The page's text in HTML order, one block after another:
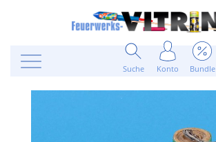
Suche Konto Bundle